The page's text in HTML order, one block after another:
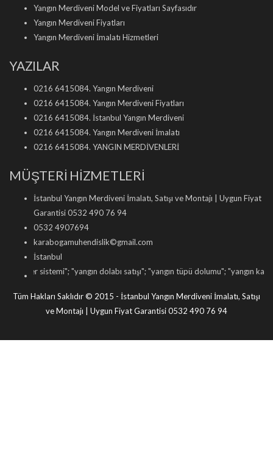
Yangın Merdiveni Model ve Fiyatları Sayfasıdır
Yangın Merdiveni Fiyatları
Yangın Merdiveni İmalatı Hizmetleri
YAZILAR
0216 6415084. Yangın Merdiveni
0216 6415084. Yangın Merdiveni Fiyatları
0216 6415084. İstanbul Yangın Merdiveni
0216 6415084. Yangın Merdiveni İmalatı
0216 6415084. YANGIN MERDİVENLERİ
MÜŞTERİ HİZMETLERİ
İstanbul Yangın Merdiveni İmalatı, Satışı ve Montajı | Uygun Fiyat
Garantisi 0532 490 76 94
0532 4907694
karabogamuhendislik©gmail.com
İstanbul
"; "yangın dolabı satışı"; "yangın tüpü dolumu"; "yangın kapısı tamir
Tüm Hakları Saklıdır © 2015 - İstanbul Yangın Merdiveni İmalatı, Satışı
ve Montajı | Uygun Fiyat Garantisi 0532 490 76 94